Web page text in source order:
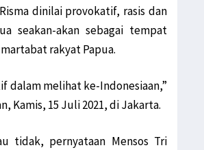
dinilai provokatif, rasis dan
seakan-akan sebagai tempat
rakyat Papua.
dalam melihat ke-Indonesiaan,”
Kamis, 15 Juli 2021, di Jakarta.
tidak, pernyataan Mensos Tri